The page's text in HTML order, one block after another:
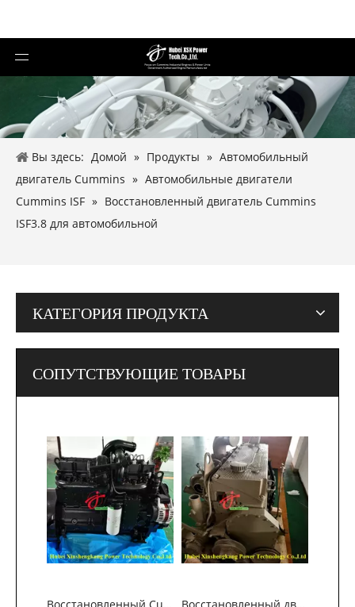
Вы здесь: Домой » Продукты » Автомобильный
двигатель Cummins » Автомобильные двигатели
Cummins ISF » Восстановленный двигатель Cummins
ISF3.8 для автомобильной
КАТЕГОРИЯ ПРОДУКТА
СОПУТСТВУЮЩИЕ ТОВАРЫ